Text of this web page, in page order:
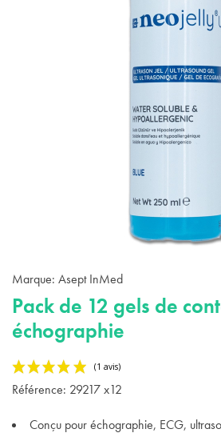
Marque: Asept InMed
Pack de 12 gels de
échographie
Référence: 29217 x12
Conçu pour échographie, ECG,